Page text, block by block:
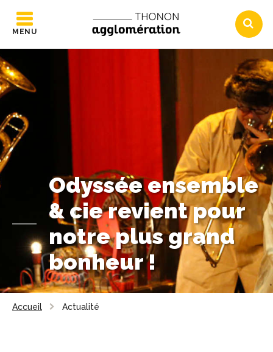
MENU
Odyssée ensemble
& cie revient pour
notre plus grand
bonheur !
Accueil Actualité